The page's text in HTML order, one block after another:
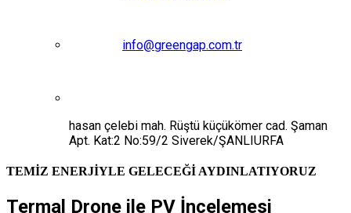
info@greengap.com.tr
hasan çelebi mah. Rüştü küçükömer cad. Şaman
Apt. Kat:2 No:59/2 Siverek/ŞANLIURFA
TEMİZ ENERJİYLE GELECEĞİ AYDINLATIYORUZ
Termal Drone ile PV İncelemesi